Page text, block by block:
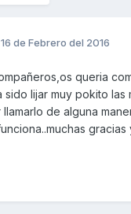
16 de Febrero del 2016
queria
sido lijar muy pokito
llamarlo de alguna